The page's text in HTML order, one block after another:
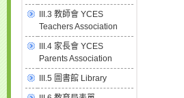
III.3 教師會 YCES
Teachers Association
III.4 家長會 YCES
Parents Association
III.5 圖書館 Library